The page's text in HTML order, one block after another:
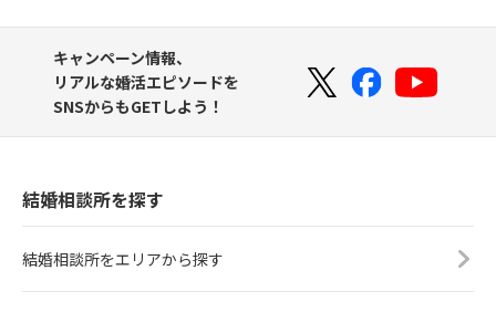
キャンペーン情報、
リアルな婚活エピソードを
SNSからもGETしよう！
結婚相談所を探す
結婚相談所をエリアから探す